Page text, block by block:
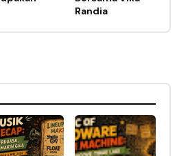
Randia